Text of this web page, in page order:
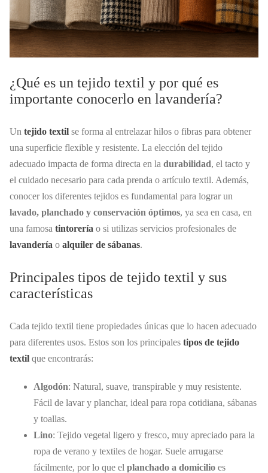
¿Qué es un tejido textil y por qué es
importante conocerlo en lavandería?
Un tejido textil se forma al entrelazar hilos o fibras para obtener
una superficie flexible y resistente. La elección del tejido
adecuado impacta de forma directa en la durabilidad, el tacto y
el cuidado necesario para cada prenda o artículo textil. Además,
conocer los diferentes tejidos es fundamental para lograr un
lavado, planchado y conservación óptimos, ya sea en casa, en
una famosa tintorería o si utilizas servicios profesionales de
lavandería o alquiler de sábanas.
Principales tipos de tejido textil y sus
características
Cada tejido textil tiene propiedades únicas que lo hacen adecuado
para diferentes usos. Estos son los principales tipos de tejido
textil que encontrarás:
Algodón: Natural, suave, transpirable y muy resistente.
Fácil de lavar y planchar, ideal para ropa cotidiana, sábanas
y toallas.
Lino: Tejido vegetal ligero y fresco, muy apreciado para la
ropa de verano y textiles de hogar. Suele arrugarse
fácilmente, por lo que el planchado a domicilio es